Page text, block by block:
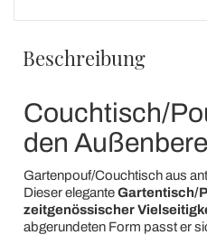
Beschreibung
Couchtisch/
den
Gartenpouf/Couchtisch aus
Dieser eleganteGartentisch/
zeitgenössischer
abgerundeten Form passt er